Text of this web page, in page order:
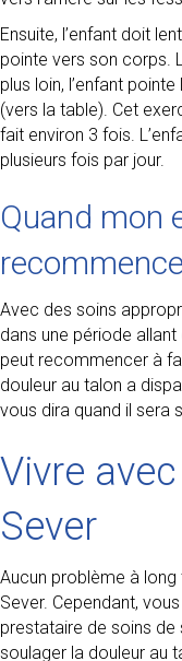
Ensuite, l’enfant doit
pointe vers son corps.
plus loin, l’enfant
(vers la table). Cet
fait environ 3 fois.
plusieurs fois par jour.
Quand mon
Avec des soins
dans une période
peut recommencer à
douleur au talon a
vous dira quand il sera
Vivre
Sever
Aucun problème à
Sever. Cependant,
prestataire de soins de
soulager la douleur au